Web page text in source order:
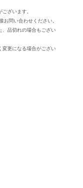
ざいます。
問い合わせください。
品切れの場合もござい
更になる場合がござい